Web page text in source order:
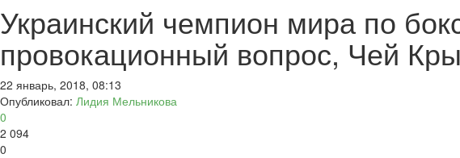
Украинский чемпион мира по
провокационный вопрос, Чей
22 январь, 2018, 08:13
Опубликовал: Лидия Мельникова
0
2 094
0